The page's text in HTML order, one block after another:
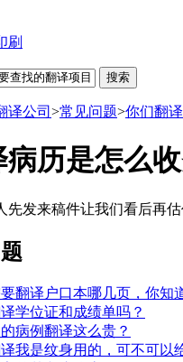
刷
译公司 >常见问题>你们翻
历是怎么
先发来稿件让我们看后再
翻译户口本哪几页，你知
学位证和成绩单吗？
病例翻译这么贵？
我是纹身用的，可不可以